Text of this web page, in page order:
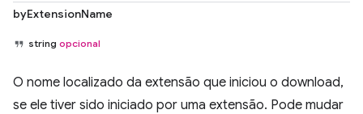
byExtensionName
string opcional
O nome localizado da extensão que iniciou o download,
se ele tiver sido iniciado por uma extensão. Pode mudar